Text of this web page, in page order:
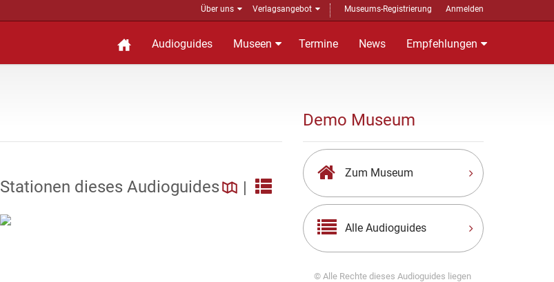
Über uns Verlagsangebot Museums-Registrierung Anmelden
Audioguides Museen Termine News Empfehlungen
Stationen dieses Audioguides |
Demo Museum
Zum Museum
Alle Audioguides
© Alle Rechte dieses Audioguides liegen